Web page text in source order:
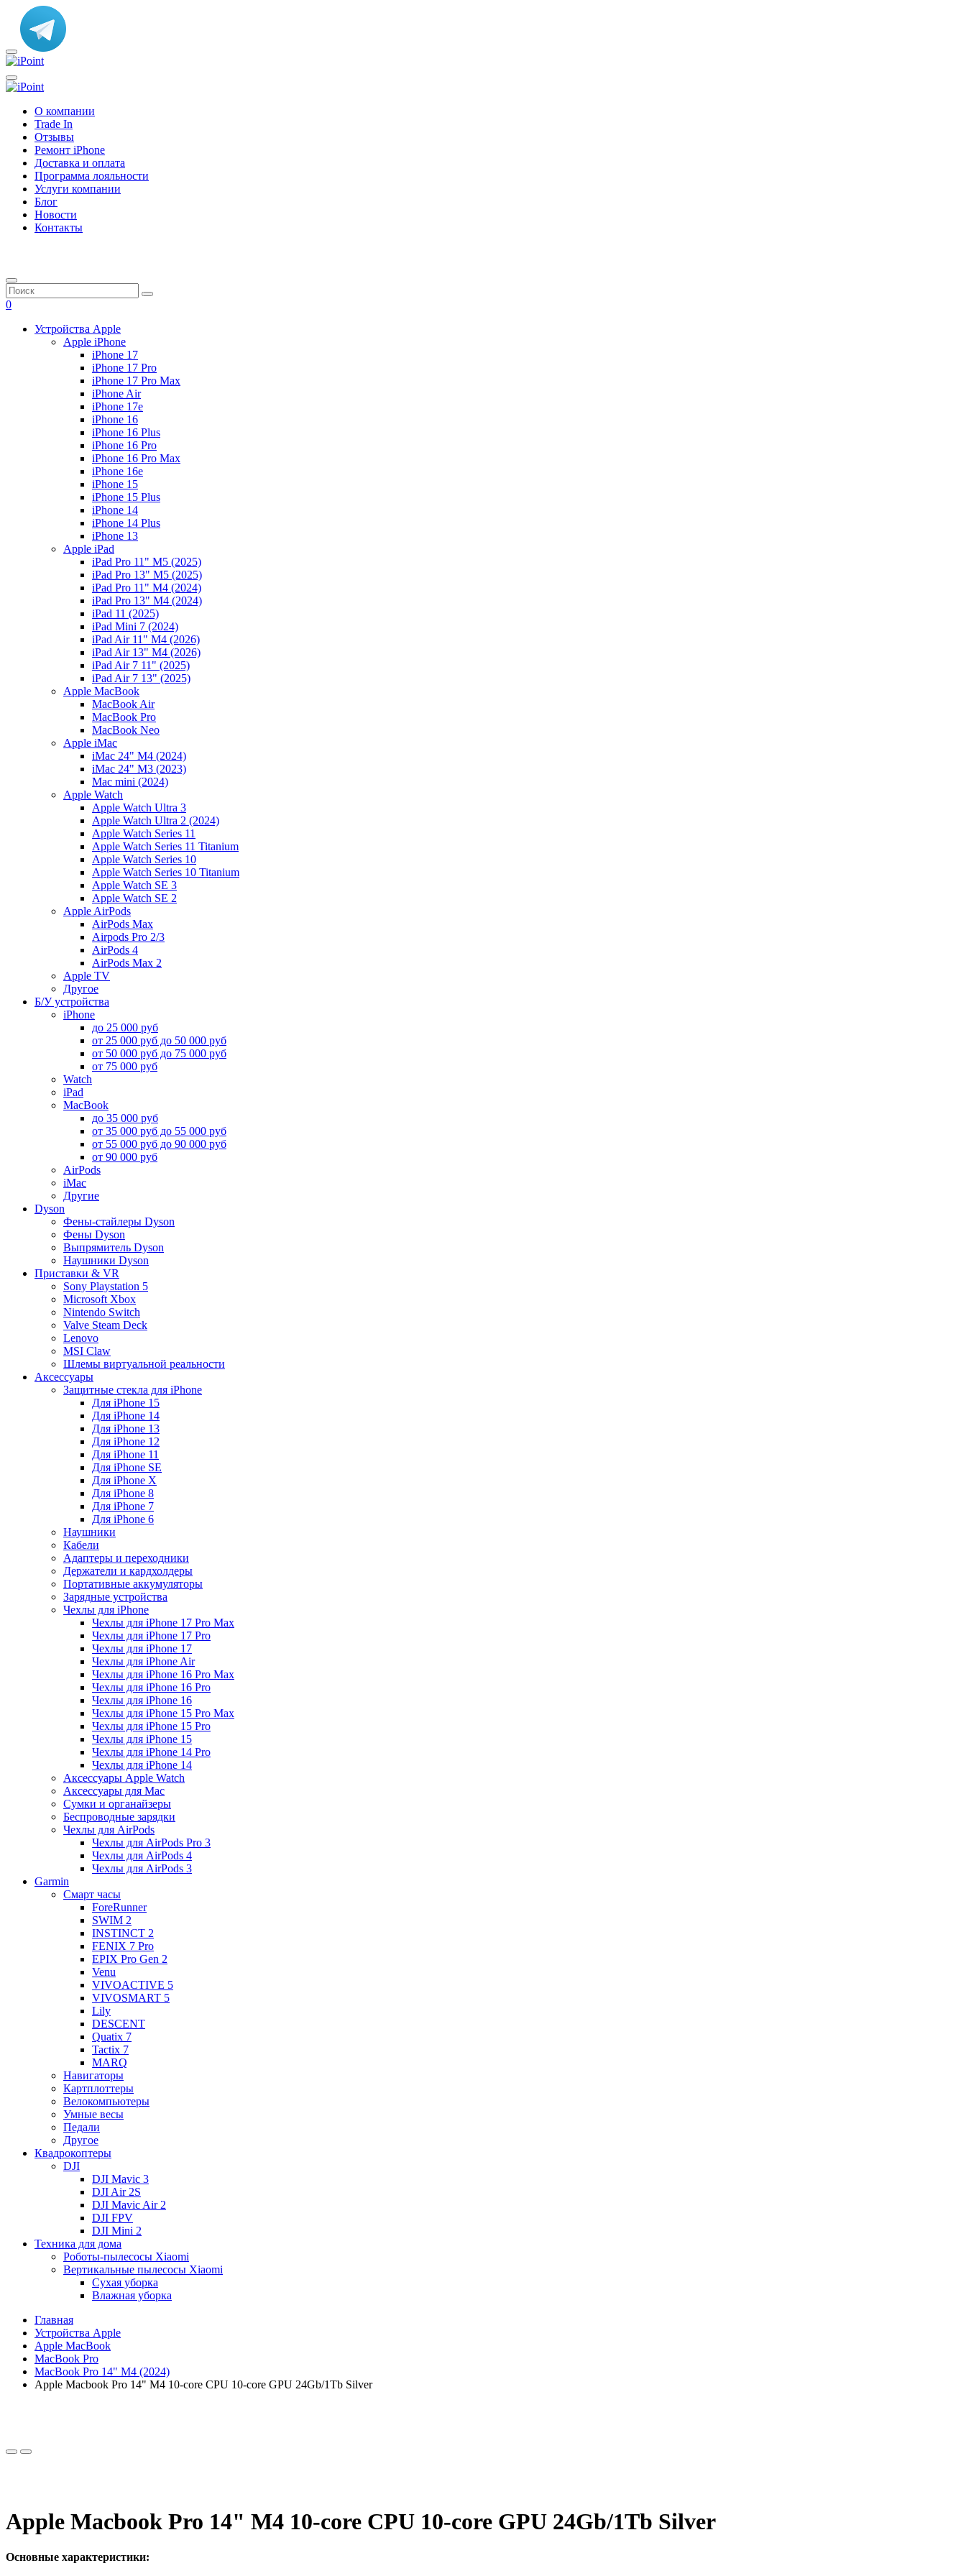
О компании
Trade In
Отзывы
Ремонт iPhone
Доставка и оплата
Программа лояльности
Услуги компании
Блог
Новости
Контакты
0
Устройства Apple
Apple iPhone
iPhone 17
iPhone 17 Pro
iPhone 17 Pro Max
iPhone Air
iPhone 17e
iPhone 16
iPhone 16 Plus
iPhone 16 Pro
iPhone 16 Pro Max
iPhone 16e
iPhone 15
iPhone 15 Plus
iPhone 14
iPhone 14 Plus
iPhone 13
Apple iPad
iPad Pro 11" M5 (2025)
iPad Pro 13" M5 (2025)
iPad Pro 11" M4 (2024)
iPad Pro 13" M4 (2024)
iPad 11 (2025)
iPad Mini 7 (2024)
iPad Air 11" M4 (2026)
iPad Air 13" M4 (2026)
iPad Air 7 11" (2025)
iPad Air 7 13" (2025)
Apple MacBook
MacBook Air
MacBook Pro
MacBook Neo
Apple iMac
iMac 24" M4 (2024)
iMac 24" M3 (2023)
Mac mini (2024)
Apple Watch
Apple Watch Ultra 3
Apple Watch Ultra 2 (2024)
Apple Watch Series 11
Apple Watch Series 11 Titanium
Apple Watch Series 10
Apple Watch Series 10 Titanium
Apple Watch SE 3
Apple Watch SE 2
Apple AirPods
AirPods Max
Airpods Pro 2/3
AirPods 4
AirPods Max 2
Apple TV
Другое
Б/У устройства
iPhone
до 25 000 руб
от 25 000 руб до 50 000 руб
от 50 000 руб до 75 000 руб
от 75 000 руб
Watch
iPad
MacBook
до 35 000 руб
от 35 000 руб до 55 000 руб
от 55 000 руб до 90 000 руб
от 90 000 руб
AirPods
iMac
Другие
Dyson
Фены-стайлеры Dyson
Фены Dyson
Выпрямитель Dyson
Наушники Dyson
Приставки & VR
Sony Playstation 5
Microsoft Xbox
Nintendo Switch
Valve Steam Deck
Lenovo
MSI Claw
Шлемы виртуальной реальности
Аксессуары
Защитные стекла для iPhone
Для iPhone 15
Для iPhone 14
Для iPhone 13
Для iPhone 12
Для iPhone 11
Для iPhone SE
Для iPhone X
Для iPhone 8
Для iPhone 7
Для iPhone 6
Наушники
Кабели
Адаптеры и переходники
Держатели и кардхолдеры
Портативные аккумуляторы
Зарядные устройства
Чехлы для iPhone
Чехлы для iPhone 17 Pro Max
Чехлы для iPhone 17 Pro
Чехлы для iPhone 17
Чехлы для iPhone Air
Чехлы для iPhone 16 Pro Max
Чехлы для iPhone 16 Pro
Чехлы для iPhone 16
Чехлы для iPhone 15 Pro Max
Чехлы для iPhone 15 Pro
Чехлы для iPhone 15
Чехлы для iPhone 14 Pro
Чехлы для iPhone 14
Аксессуары Apple Watch
Аксессуары для Mac
Сумки и органайзеры
Беспроводные зарядки
Чехлы для AirPods
Чехлы для AirPods Pro 3
Чехлы для AirPods 4
Чехлы для AirPods 3
Garmin
Смарт часы
ForeRunner
SWIM 2
INSTINCT 2
FENIX 7 Pro
EPIX Pro Gen 2
Venu
VIVOACTIVE 5
VIVOSMART 5
Lily
DESCENT
Quatix 7
Tactix 7
MARQ
Навигаторы
Картплоттеры
Велокомпьютеры
Умные весы
Педали
Другое
Квадрокоптеры
DJI
DJI Mavic 3
DJI Air 2S
DJI Mavic Air 2
DJI FPV
DJI Mini 2
Техника для дома
Роботы-пылесосы Xiaomi
Вертикальные пылесосы Xiaomi
Сухая уборка
Влажная уборка
Главная
Устройства Apple
Apple MacBook
MacBook Pro
MacBook Pro 14" M4 (2024)
Apple Macbook Pro 14" M4 10-core CPU 10-core GPU 24Gb/1Tb Silver
Apple Macbook Pro 14" M4 10-core CPU 10-core GPU 24Gb/1Tb Silver
Основные характеристики: